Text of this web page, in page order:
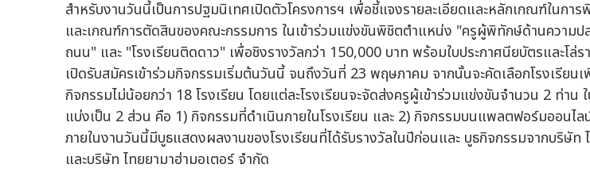
สำหรับงานวันนี้เป็นการปฐมนิเทศเปิดตัวโครงการฯ เพื่อชี้แจงรายละเอียดและหลักเกณฑ์ในกา
และเกณฑ์การตัดสินของคณะกรรมการ ในเข้าร่วมแข่งขันพิชิตตำแหน่ง "ครูผู้พิทักษ์ด้านความ
ถนน" และ "โรงเรียนติดดาว" เพื่อชิงรางวัลกว่า 150,000 บาท พร้อมใบประกาศนียบัตรและโล่ร
เปิดรับสมัครเข้าร่วมกิจกรรมเริ่มต้นวันนี้ จนถึงวันที่ 23 พฤษภาคม จากนั้นจะคัดเลือกโรงเรียนเ
กิจกรรมไม่น้อยกว่า 18 โรงเรียน โดยแต่ละโรงเรียนจะจัดส่งครูผู้เข้าร่วมแข่งขันจำนวน 2 ท่าน
แบ่งเป็น 2 ส่วน คือ 1) กิจกรรมที่ดำเนินภายในโรงเรียน และ 2) กิจกรรมบนแพลตฟอร์มออนไล
ภายในงานวันนี้มีบูธแสดงผลงานของโรงเรียนที่ได้รับรางวัลในปีก่อนและ บูธกิจกรรมจากบริษัท
และบริษัท ไทยยามาฮ่ามอเตอร์ จำกัด